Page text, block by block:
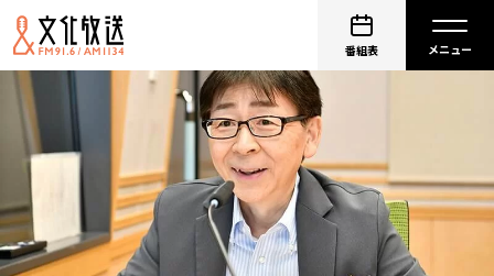
番組表